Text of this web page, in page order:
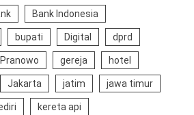
Bank Indonesia
bupati Digital dprd
gereja hotel
Jakarta jatim jawa timur
kereta api